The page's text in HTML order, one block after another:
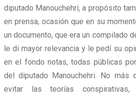
diputado Manouchehri, a propósito
en prensa, ocasión que en su
un documento, que era un compilado
le di mayor relevancia y le pedí su
en el fondo notas, todas públicas
del diputado Manouchehri. No más
evitar las teorías